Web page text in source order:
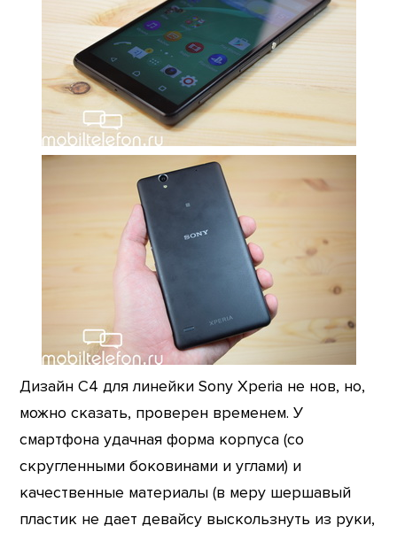
Дизайн С4 для линейки Sony Xperia не нов, но,
можно сказать, проверен временем. У
смартфона удачная форма корпуса (со
скругленными боковинами и углами) и
качественные материалы (в меру шершавый
пластик не дает девайсу выскользнуть из руки,